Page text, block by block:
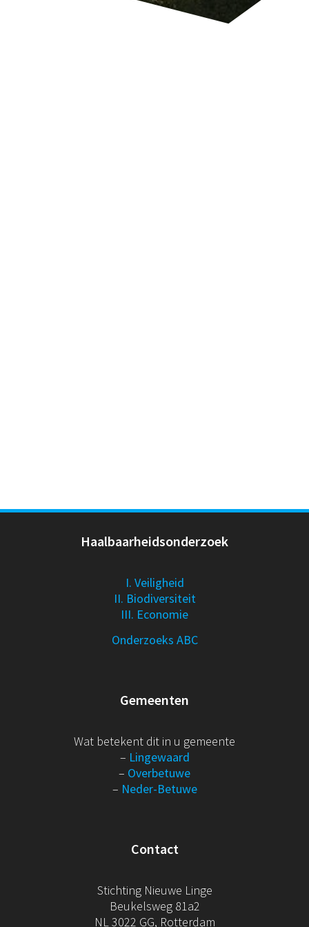
Haalbaarheidsonderzoek
I. Veiligheid
II. Biodiversiteit
III. Economie
Onderzoeks ABC
Gemeenten
Wat betekent dit in u gemeente
– Lingewaard
– Overbetuwe
– Neder-Betuwe
Contact
Stichting Nieuwe Linge
Beukelsweg 81a2
NL 3022 GG, Rotterdam